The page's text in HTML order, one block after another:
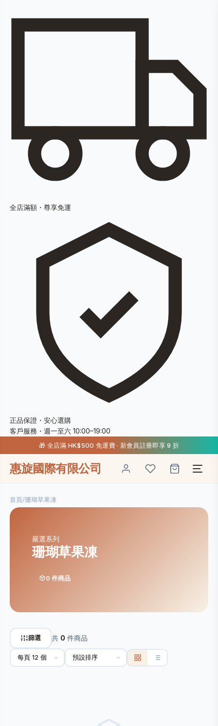
全店滿額・尊享免運
正品保證・安心選購
客戶服務・週一至六 10:00–19:00
🎁 全店滿 HK$500 免運費 · 新會員註冊即享 9 折
惠旋國際有限公司
首頁/珊瑚草果凍
嚴選系列
珊瑚草果凍
0 件商品
篩選 共 0 件商品